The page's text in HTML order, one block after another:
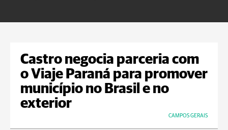
Castro negocia parceria com
o Viaje Paraná para promover
município no Brasil e no
exterior
CAMPOS GERAIS